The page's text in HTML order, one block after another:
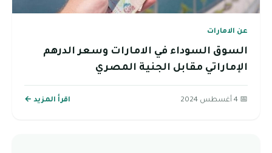
عن الامارات
السوق السوداء في الامارات وسعر الدرهم
الإماراتي مقابل الجنية المصري
📅 4 أغسطس 2024 اقرأ المزيد ←